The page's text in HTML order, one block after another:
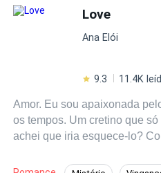
deseado: su libertad y el
no está dispuesta a ser la
reina de la Cosa Nostra ¿O
Love
Ana Elói
9.3 11.4K
Amor. Eu sou apaixonada pelo maior traficante de todos
os tempos. Um cretino que
achei que iria esquece-lo?